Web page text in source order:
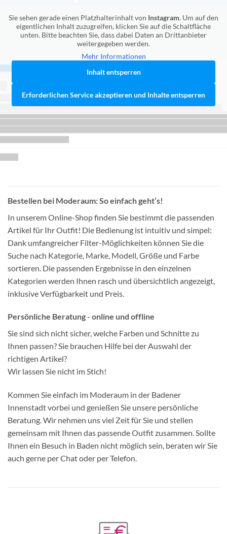
Sie sehen gerade einen Platzhalterinhalt von Instagram. Um auf den
eigentlichen Inhalt zuzugreifen, klicken Sie auf die Schaltfläche
unten. Bitte beachten Sie, dass dabei Daten an Drittanbieter
weitergegeben werden.
Mehr Informationen
Inhalt entsperren
Erforderlichen Service akzeptieren und Inhalte entsperren
Bestellen bei Moderaum: So einfach geht’s!
In unserem Online-Shop finden Sie bestimmt die passenden
Artikel für Ihr Outfit! Die Bedienung ist intuitiv und simpel:
Dank umfangreicher Filter-Möglichkeiten können Sie die
Suche nach Kategorie, Marke, Modell, Größe und Farbe
sortieren. Die passenden Ergebnisse in den einzelnen
Kategorien werden Ihnen rasch und übersichtlich angezeigt,
inklusive Verfügbarkeit und Preis.
Persönliche Beratung - online und offline
Sie sind sich nicht sicher, welche Farben und Schnitte zu
Ihnen passen? Sie brauchen Hilfe bei der Auswahl der
richtigen Artikel?
Wir lassen Sie nicht im Stich!
Kommen Sie einfach im Moderaum in der Badener
Innenstadt vorbei und genießen Sie unsere persönliche
Beratung. Wir nehmen uns viel Zeit für Sie und stellen
gemeinsam mit Ihnen das passende Outfit zusammen. Sollte
Ihnen ein Besuch in Baden nicht möglich sein, beraten wir Sie
auch gerne per Chat oder per Telefon.